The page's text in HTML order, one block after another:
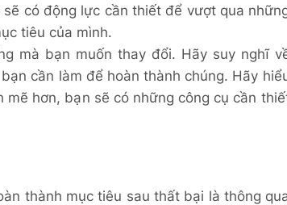
có động lực cần thiết để vượt qua
tiêu của mình.
mà bạn muốn thay đổi. Hãy suy nghĩ
cần làm để hoàn thành chúng. Hãy
hơn, bạn sẽ có những công cụ cần
thành mục tiêu sau thất bại là thông